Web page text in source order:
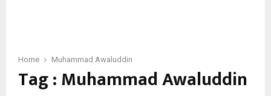
Home Muhammad Awaluddin
Tag : Muhammad Awaluddin